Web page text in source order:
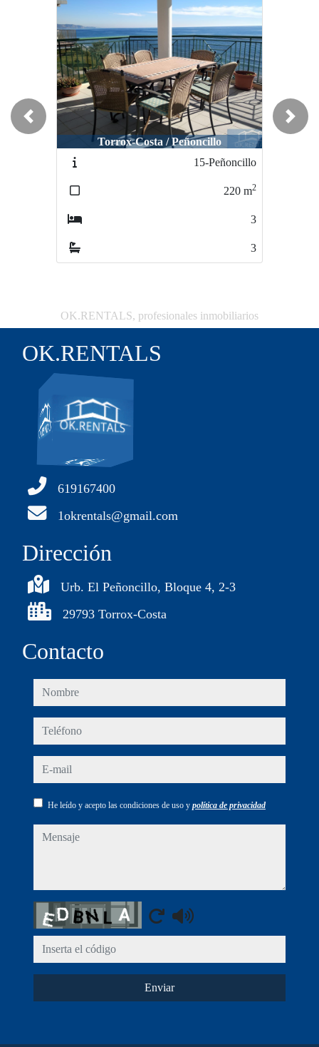
Torrox-Costa / Peñoncillo
Estepona / Urbanización Señorío de
Cortes
112-Señorío de Cortes
180m
Previous Next
OK.RENTALS, profesionales inmobiliarios
OK.RENTALS
619167400
1okrentals@gmail.com
Dirección
Urb. El Peñoncillo, Bloque 4, 2-3
29793 Torrox-Costa
Contacto
nombre
teléfono
e-mail
He leído y acepto las condiciones de uso y política de privacidad
mensaje
Captcha
Enviar